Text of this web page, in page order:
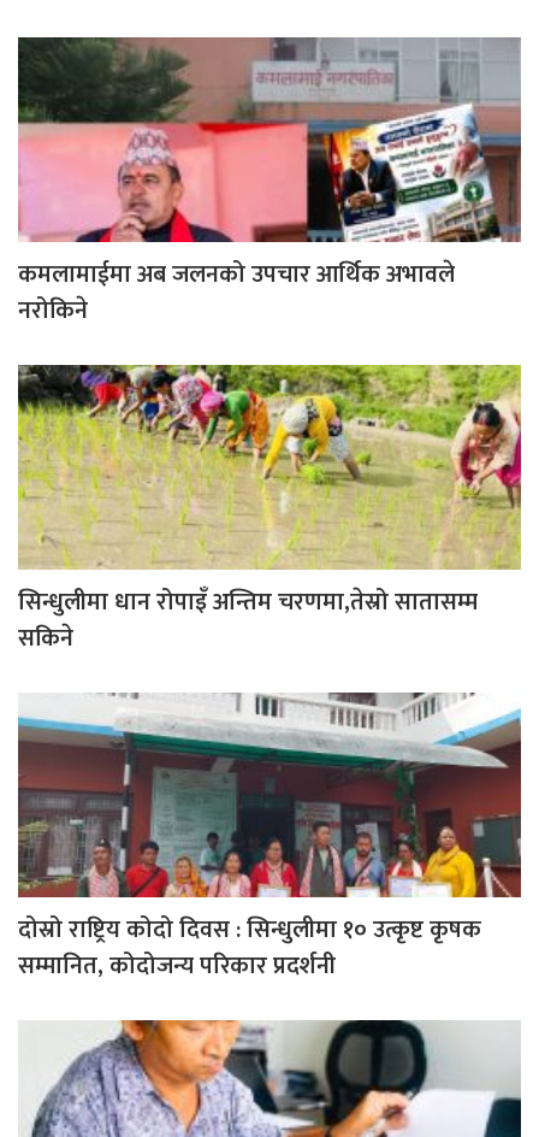
कमलामाईमा अब जलनको उपचार आर्थिक अभावले
नरोकिने
सिन्धुलीमा धान रोपाइँ अन्तिम चरणमा,तेस्रो सातासम्म
सकिने
दोस्रो राष्ट्रिय कोदो दिवस : सिन्धुलीमा १० उत्कृष्ट कृषक
सम्मानित, कोदोजन्य परिकार प्रदर्शनी